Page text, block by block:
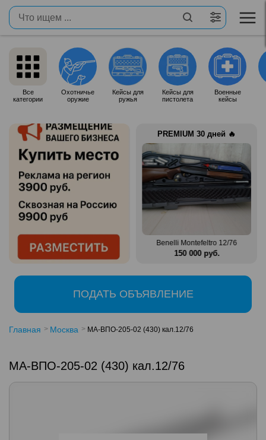
Все
категории
Охотничье
оружие
Кейсы для
ружья
Кейсы для
пистолета
Военные
кейсы
PREMIUM 30 дней 🔥
Продам итальянское ружье
Silma M70
80 000 руб.
Benelli Montefeltro 12/76
150 000 руб.
ПОДАТЬ ОБЪЯВЛЕНИЕ
Главная Москва МА-ВПО-205-02 (430) кал.12/76
МА-ВПО-205-02 (430) кал.12/76